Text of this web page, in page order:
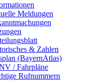
Meldungen
& Zahlen
(BayernAtlas)
/ Fahrpläne
Rufnummern